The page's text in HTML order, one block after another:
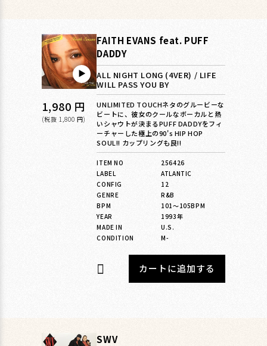
▶︎
通
常
1,980 円
(税抜 1,800 円)
FAITH EVANS feat. PUFF
DADDY
ALL NIGHT LONG (4VER) / LIFE
WILL PASS YOU BY
UNLIMITED TOUCHネタのグルービーな
ビートに、彼女のクールなボーカルと熱
いシャウトが決まるPUFF DADDYをフィ
ーチャーした極上の90's HIP HOP
SOUL!! カップリングも良!!
ITEM NO
256426
LABEL
ATLANTIC
CONFIG
12
GENRE
R&B
BPM
101〜105BPM
YEAR
1993年
MADE IN
U.S.
CONDITION
M-
カートに追加する
SWV